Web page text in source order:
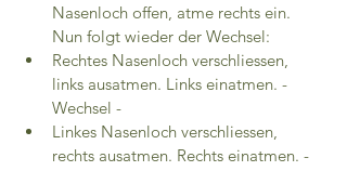
Nasenloch offen, atme rechts ein.
Nun folgt wieder der Wechsel:
Rechtes Nasenloch verschliessen,
links ausatmen. Links einatmen. -
Wechsel -
Linkes Nasenloch verschliessen,
rechts ausatmen. Rechts einatmen. -